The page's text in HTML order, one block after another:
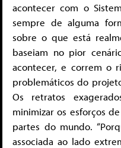
acontecer com o
sempre de alguma
sobre o que está
baseiam no pior
acontecer, e correm o
problemáticos do
Os retratos
minimizar os esforços
partes do mundo.
associada ao lado